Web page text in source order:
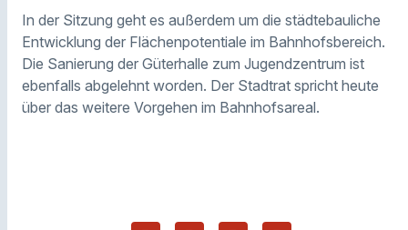
In der Sitzung geht es außerdem um die städtebauliche
Entwicklung der Flächenpotentiale im Bahnhofsbereich.
Die Sanierung der Güterhalle zum Jugendzentrum ist
ebenfalls abgelehnt worden. Der Stadtrat spricht heute
über das weitere Vorgehen im Bahnhofsareal.